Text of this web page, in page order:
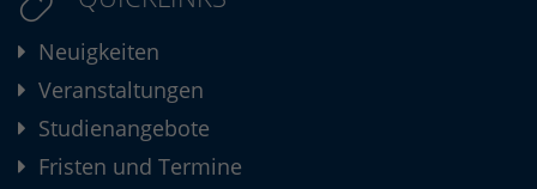
Neuigkeiten
Veranstaltungen
Studienangebote
Fristen und Termine